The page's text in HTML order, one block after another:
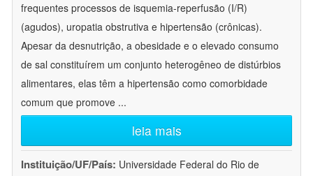
frequentes processos de isquemia-reperfusão (I/R)
(agudos), uropatia obstrutiva e hipertensão (crônicas).
Apesar da desnutrição, a obesidade e o elevado consumo
de sal constituírem um conjunto heterogêneo de distúrbios
alimentares, elas têm a hipertensão como comorbidade
comum que promove ...
leia mais
Instituição/UF/País: Universidade Federal do Rio de